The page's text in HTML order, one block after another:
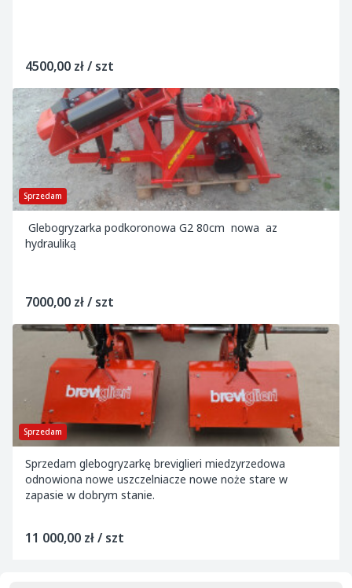
4500,00 zł / szt
Sprzedam
Glebogryzarka podkoronowa G2 80cm nowa az
hydrauliką
7000,00 zł / szt
Sprzedam
Sprzedam glebogryzarkę breviglieri miedzyrzedowa
odnowiona nowe uszczelniacze nowe noże stare w
zapasie w dobrym stanie.
11 000,00 zł / szt